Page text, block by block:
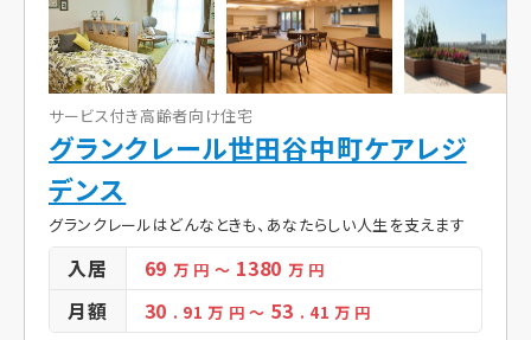
サービス付き高齢者向け住宅
グランクレール世田谷中町ケアレジ
デンス
グランクレールはどんなときも、あなたらしい人生を支えます
入居 69万 円 ～ 1380万 円
月額 30 . 91万 円 ～ 53 . 41 万 円